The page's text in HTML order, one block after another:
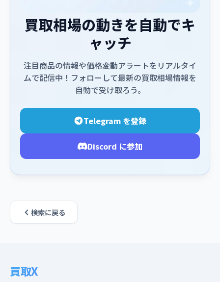
買取相場の動きを自動でキ
ャッチ
注目商品の情報や価格変動アラートをリアルタイ
ムで配信中！フォローして最新の買取相場情報を
自動で受け取ろう。
Telegram を登録
Discord に参加
検索に戻る
買取X